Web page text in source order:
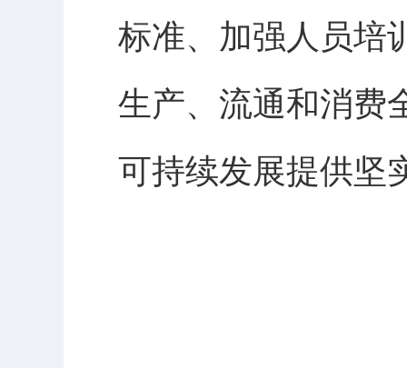
标准、加强人员培
生产、流通和消费
可持续发展提供坚